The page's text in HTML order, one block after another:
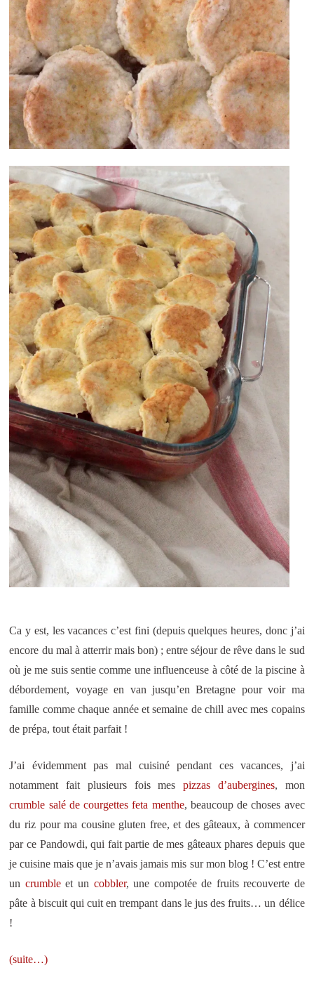
Ca y est, les vacances c’est fini (depuis quelques heures, donc j’ai
encore du mal à atterrir mais bon) ; entre séjour de rêve dans le sud
où je me suis sentie comme une influenceuse à côté de la piscine à
débordement, voyage en van jusqu’en Bretagne pour voir ma
famille comme chaque année et semaine de chill avec mes copains
de prépa, tout était parfait !
J’ai évidemment pas mal cuisiné pendant ces vacances, j’ai
notamment fait plusieurs fois mespizzas d’aubergines, mon
crumble salé de courgettes feta menthe, beaucoup de choses avec
du riz pour ma cousine gluten free, et des gâteaux, à commencer
par ce Pandowdi, qui fait partie de mes gâteaux phares depuis que
je cuisine mais que je n’avais jamais mis sur mon blog ! C’est entre
un crumbleet un cobbler, une compotée de fruits recouverte de
pâte à biscuit qui cuit en trempant dans le jus des fruits… un délice
!
(suite…)